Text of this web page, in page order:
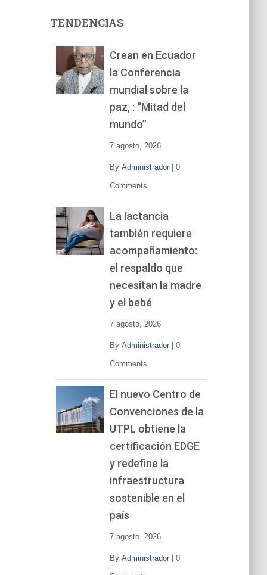
tTENDENCIAS
Crean en Ecuador
la Conferencia
mundial sobre la
paz, : “Mitad del
mundo”
7 agosto, 2026
By Administrador| 0
Comments
La lactancia
también requiere
acompañamiento:
el respaldo que
necesitan la madre
y el bebé
7 agosto, 2026
By Administrador| 0
Comments
El nuevo Centro de
Convenciones de la
UTPL obtiene la
certificación EDGE
y redefine la
infraestructura
sostenible en el
país
7 agosto, 2026
By Administrador| 0